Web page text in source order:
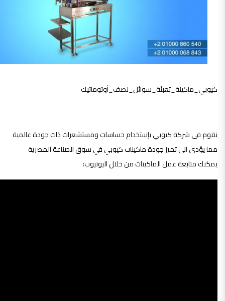
كيوبي_ماكينة_تعبئة_سوائل_نصف_أوتوماتيك
نقوم فى شركة كيوبي بإستخدام حساسات ومستشعرات ذات جودة عالمية
مما يؤدى الى تميز جودة ماكينات كيوبي في سوق الصناعة المصرية
يمكنك متابعة عمل الماكينات من خلال اليوتيوب: